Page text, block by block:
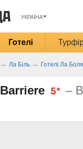
УКРАЇНА
Готелі
→ Ла Біль → Готелі Ла Боля
–